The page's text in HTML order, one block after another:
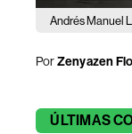
Andrés Manuel
PorZenyazen
ÚLTIMAS